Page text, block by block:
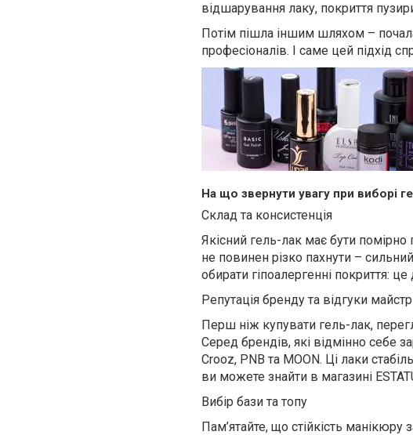
відшарування лаку, покриття
Потім пішла іншим шляхом –
професіоналів. І саме цей підхід
На що звернути увагу при виборі
Склад та консистенція
Якісний гель-лак має бути
не повинен різко пахнути –
обирати гіпоалергенні покриття:
Репутація бренду та відгуки
Перш ніж купувати гель-лак,
Серед брендів, які відмінно себе
Crooz, PNB та MOON. Ці лаки
ви можете знайти в магазині
Вибір бази та топу
Пам’ятайте, що стійкість